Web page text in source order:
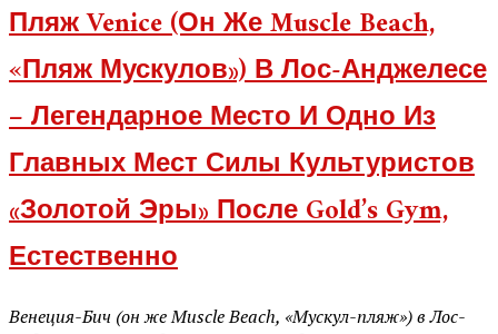
Пляж Venice (он Же Muscle Beach,
«Пляж Мускулов») В Лос-Анджелесе
– Легендарное Место И Одно Из
Главных Мест Силы Культуристов
«Золотой Эры» После Gold’s Gym,
Естественно
Венеция-Бич (он же Muscle Beach, «Мускул-пляж») в Лос-